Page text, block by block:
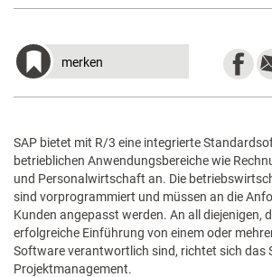
merken
SAP bietet mit R/3 eine integrierte
betrieblichen Anwendungsbereiche wie
und Personalwirtschaft an. Die
sind vorprogrammiert und müssen an die
Kunden angepasst werden. An all diejenigen,
erfolgreiche Einführung von einem oder
Software verantwortlich sind, richtet sich das
Projektmanagement.